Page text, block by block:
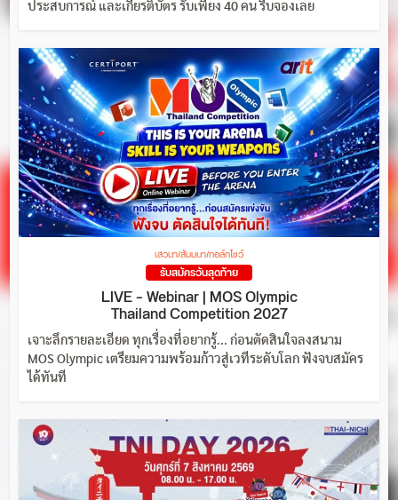
ประสบการณ์ และเกียรติบัตร รับเพียง 40 คน รีบจองเลย
เสวนา/สัมมนา/ทอล์กโชว์
รับสมัครวันสุดท้าย
LIVE – Webinar | MOS Olympic
Thailand Competition 2027
เจาะลึกรายละเอียด ทุกเรื่องที่อยากรู้... ก่อนตัดสินใจลงสนาม
MOS Olympic เตรียมความพร้อมก้าวสู่เวทีระดับโลก ฟังจบสมัคร
ได้ทันที